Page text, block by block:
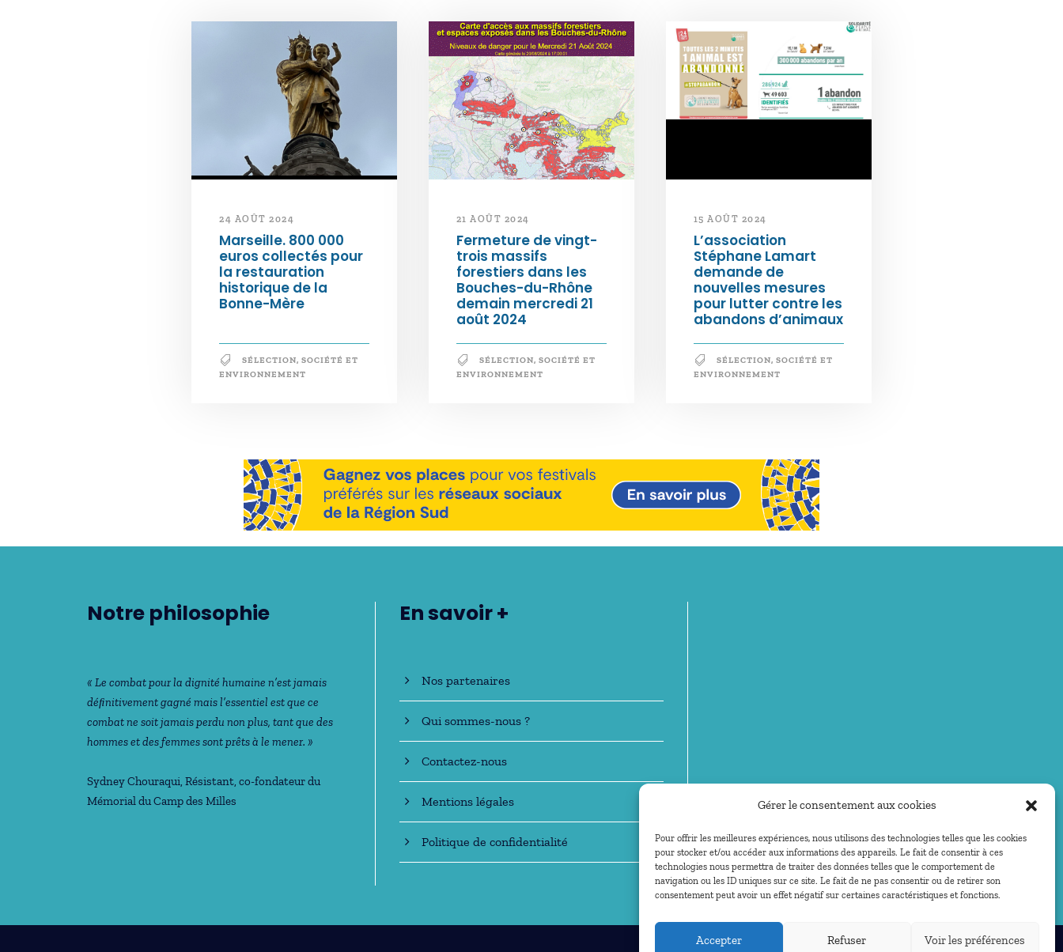
Gérer le consentement aux cookies
Pour offrir les meilleures expériences, nous utilisons des technologies telles que les cookies
pour stocker et/ou accéder aux informations des appareils. Le fait de consentir à ces
technologies nous permettra de traiter des données telles que le comportement de
navigation ou les ID uniques sur ce site. Le fait de ne pas consentir ou de retirer son
consentement peut avoir un effet négatif sur certaines caractéristiques et fonctions.
Accepter Refuser Voir les préférences
24 AOÛT 2024
Marseille. 800 000
euros collectés pour
la restauration
historique de la
Bonne-Mère
SÉLECTION, SOCIÉTÉ ET
ENVIRONNEMENT
21 AOÛT 2024
Fermeture de vingt-
trois massifs
forestiers dans les
Bouches-du-Rhône
demain mercredi 21
août 2024
SÉLECTION, SOCIÉTÉ ET
ENVIRONNEMENT
15 AOÛT 2024
L’association
Stéphane Lamart
demande de
nouvelles mesures
pour lutter contre les
abandons d’animaux
SÉLECTION, SOCIÉTÉ ET
ENVIRONNEMENT
Notre philosophie
« Le combat pour la dignité humaine n’est jamais
déﬁnitivement gagné mais l’essentiel est que ce
combat ne soit jamais perdu non plus, tant que des
hommes et des femmes sont prêts à le mener. »
Sydney Chouraqui, Résistant, co-fondateur du
Mémorial du Camp des Milles
En savoir +
Nos partenaires
Qui sommes-nous ?
Contactez-nous
Mentions légales
Politique de confidentialité